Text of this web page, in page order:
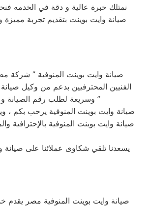
نمتلك خبرة عالية و دقة في الخدمه
صيانة وايت بوينت بتقديم تجربة
صيانة وايت بوينت المنوفية ”
الفنيين المحترفيين بدعم من وكيل
وسريعة لطلب رقم الصيانة و تقدير سريع للوقت وتكلفة الصيانه لضمان خدمة صيانه خالية من القلق و دون أي مفاجآت ، بالأضافة تقديم خدمة عملاء مميزة من البداية إلى النهاية ”
صيانة وايت بوينت المنوفية يرحب بكم ،
صيانة وايت بوينت المنوفية
يسعدنا تلقي شكاوى عملائنا على صيانة
صيانة وايت بوينت المنوفية مصر يقدم